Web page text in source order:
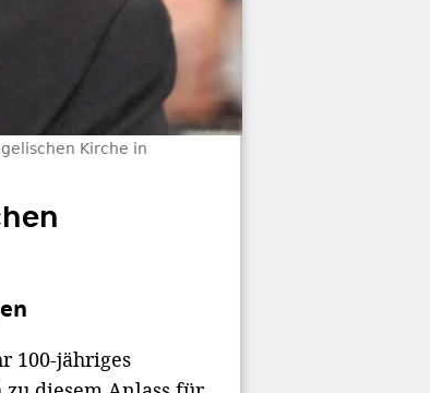
Kirche in
100-jähriges